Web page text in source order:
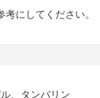
にしてください。
、タンバリン